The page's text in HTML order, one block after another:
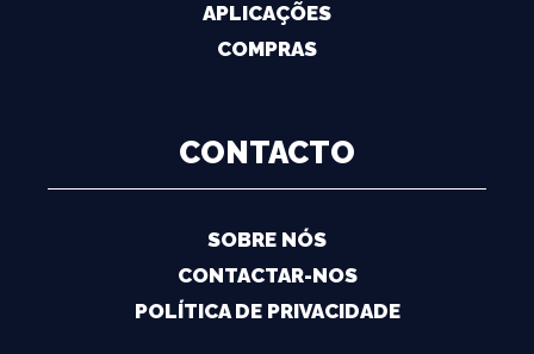
APLICAÇÕES
COMPRAS
CONTACTO
SOBRE NÓS
CONTACTAR-NOS
POLÍTICA DE PRIVACIDADE